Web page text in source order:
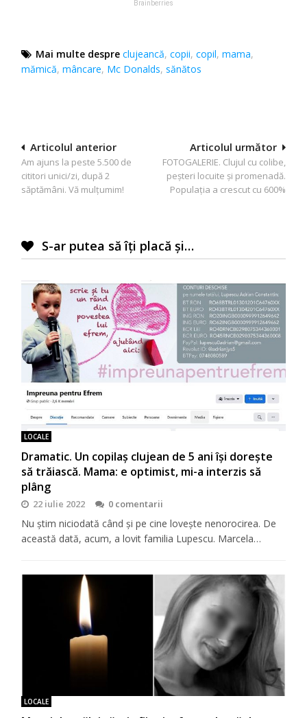
Mai multe despre clujeancă,copii,copil,mama,
mămică,mâncare, Mc Donalds,sănătos
Navigare
în
articole
Articolul următor
FOTOGALERIE. Clujul cu colibe,
peşteri locuite şi promenadă.
Populaţia a crescut cu 600%
Articolul anterior
Am ajuns la peste 5.500 de
cititori unici/zi, după 2
săptămâni. Vă mulţumim!
S-ar putea să îți placă și…
LOCALE
Dramatic. Un copilaş clujean de 5 ani îşi doreşte
să trăiască. Mama: e optimist, mi-a interzis să
plâng
22 iulie 2022 0 comentarii
Nu ştim niciodată când şi pe cine loveşte nenorocirea. De
această dată, acum, a lovit familia Lupescu. Marcela…
LOCALE